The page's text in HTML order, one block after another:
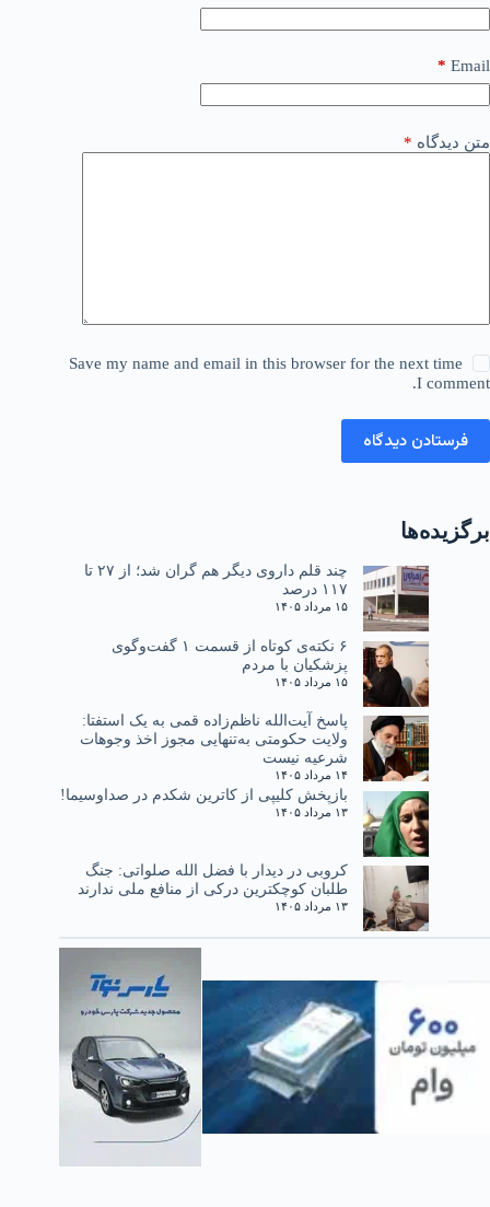
Email
*
متن دیدگاه *
Save my name and email in this browser for the next time
I comment.
فرستادن دیدگاه
برگزیده‌ها
چند قلم داروی دیگر هم گران شد؛ از ۲۷ تا
۱۱۷ درصد
۱۵ مرداد ۱۴۰۵
۶ نکته‌ی کوتاه از قسمت ۱ گفت‌وگوی
پزشکیان با مردم
۱۵ مرداد ۱۴۰۵
پاسخ آیت‌الله ناظم‌زاده قمی به یک استفتا:
ولایت حکومتی به‌تنهایی مجوز اخذ وجوهات
شرعیه نیست
۱۴ مرداد ۱۴۰۵
بازپخش کلیپی از کاترین شکدم در صداوسیما!
۱۳ مرداد ۱۴۰۵
کروبی در دیدار با فضل الله صلواتی: جنگ
طلبان کوچکترین درکی از منافع ملی ندارند
۱۳ مرداد ۱۴۰۵